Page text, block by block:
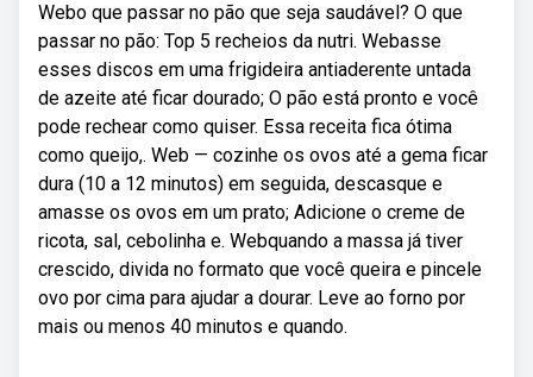
Webo que passar no pão que seja saudável? O que
passar no pão: Top 5 recheios da nutri. Webasse
esses discos em uma frigideira antiaderente untada
de azeite até ficar dourado; O pão está pronto e você
pode rechear como quiser. Essa receita fica ótima
como queijo,. Web — cozinhe os ovos até a gema ficar
dura (10 a 12 minutos) em seguida, descasque e
amasse os ovos em um prato; Adicione o creme de
ricota, sal, cebolinha e. Webquando a massa já tiver
crescido, divida no formato que você queira e pincele
ovo por cima para ajudar a dourar. Leve ao forno por
mais ou menos 40 minutos e quando.